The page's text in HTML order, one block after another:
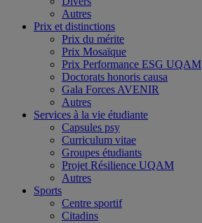
Autres
Prix et distinctions
Prix du mérite
Prix Mosaïque
Prix Performance ESG UQAM
Doctorats honoris causa
Gala Forces AVENIR
Autres
Services à la vie étudiante
Capsules psy
Curriculum vitae
Groupes étudiants
Projet Résilience UQAM
Autres
Sports
Centre sportif
Citadins